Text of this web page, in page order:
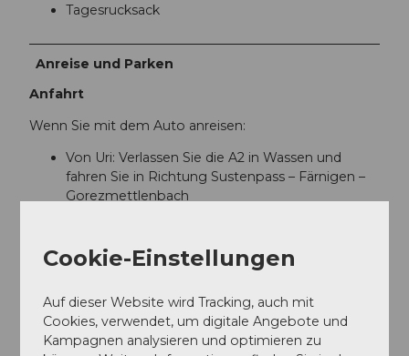
Tagesrucksack
Anreise und Parken
Anfahrt
Wenn Sie mit dem Auto anreisen:
Von Uri: Verlassen Sie die A2 in Wassen und
fahren Sie in Richtung Sustenpass – Färnigen –
Gorezmettlenbach
Direkt beim Gorezmettlenbach gibt es
Parkmöglichkeiten, wo man dann direkt die
Wanderung starten kann.
Cookie-Einstellungen
Auf dieser Website wird Tracking, auch mit
Cookies, verwendet, um digitale Angebote und
Kampagnen analysieren und optimieren zu